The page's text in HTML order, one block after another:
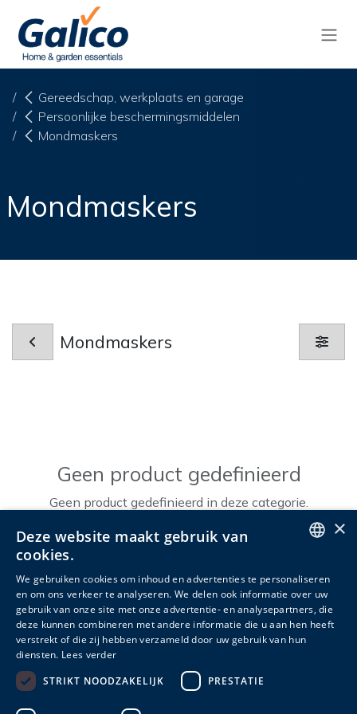
Overslaan naar inhoud
Gereedschap, werkplaats en garage
Persoonlijke beschermingsmiddelen
Mondmaskers
Mondmaskers
Mondmaskers
Geen product gedefinieerd
Geen product gedefinieerd in deze categorie.
DUTCH
FRENCH
×
Deze website maakt gebruik van
cookies.
We gebruiken cookies om inhoud en advertenties te personaliseren
en om ons verkeer te analyseren. We delen ook informatie over uw
gebruik van onze site met onze advertentie- en analysepartners, die
deze kunnen combineren met andere informatie die u aan hen heeft
verstrekt of die zij hebben verzameld door uw gebruik van hun
diensten. Lees verder
STRIKT NOODZAKELIJK
PRESTATIE